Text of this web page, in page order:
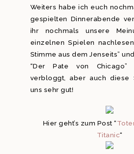
Weiters habe ich euch
gespielten Dinnerabende
ihr nochmals unsere
einzelnen Spielen
Stimme aus dem Jenseits”
“Der Pate von
verbloggt, aber auch diese
uns sehr gut!
Hier geht’s zum Post “
Titanic“